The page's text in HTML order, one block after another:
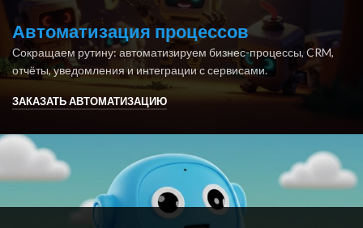
Автоматизация процессов
Сокращаем рутину: автоматизируем бизнес-процессы, CRM,
отчёты, уведомления и интеграции с сервисами.
ЗАКАЗАТЬ АВТОМАТИЗАЦИЮ